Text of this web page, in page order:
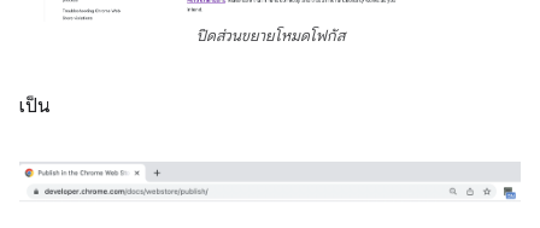
ปิดส่วนขยายโหมดโฟกัส
เป็น